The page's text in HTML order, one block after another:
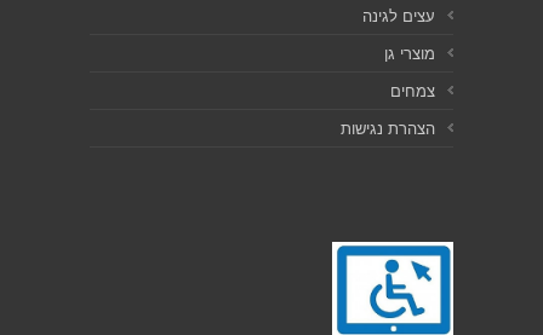
עצים לגינה
מוצרי גן
צמחים
הצהרת נגישות